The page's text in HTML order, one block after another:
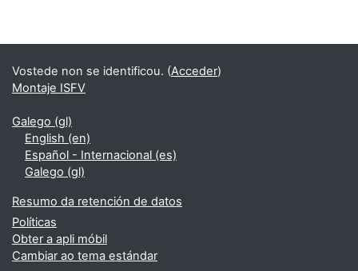
Vostede non se identificou. (Acceder)
Montaje ISFV
Galego ‎(gl)‎
English ‎(en)‎
Español - Internacional ‎(es)‎
Galego ‎(gl)‎
Resumo da retención de datos
Políticas
Obter a apli móbil
Cambiar ao tema estándar